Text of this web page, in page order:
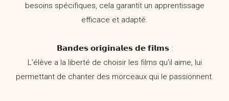
besoins spécifiques, cela garantit un apprentissage
efficace et adapté.
𝗕𝗮𝗻𝗱𝗲𝘀 𝗼𝗿𝗶𝗴𝗶𝗻𝗮𝗹𝗲𝘀 𝗱𝗲 𝗳𝗶𝗹𝗺𝘀 :
L’élève a la liberté de choisir les films qu'il aime, lui
permettant de chanter des morceaux qui le passionnent.